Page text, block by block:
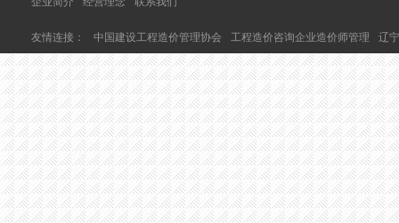
友情连接： 中国建设工程造价管理协会 工程造价咨询企业造价师管理 辽